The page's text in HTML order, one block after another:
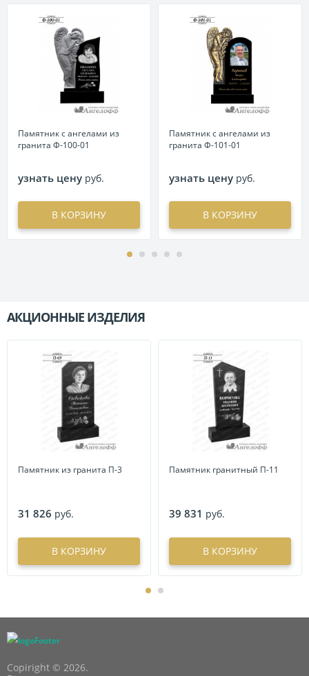
Памятник с ангелами из
гранита Ф-100-01
узнать цену руб.
В КОРЗИНУ
Памятник с ангелами из
гранита Ф-101-01
узнать цену руб.
В КОРЗИНУ
АКЦИОННЫЕ ИЗДЕЛИЯ
Памятник из гранита П-3
31 826 руб.
В КОРЗИНУ
Памятник гранитный П-11
39 831 руб.
В КОРЗИНУ
Copiright © 2026.